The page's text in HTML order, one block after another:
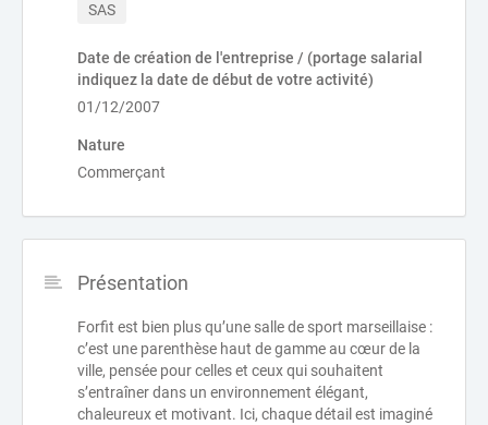
SAS
Date de création de l'entreprise / (portage salarial
indiquez la date de début de votre activité)
01/12/2007
Nature
Commerçant
Présentation
Forfit est bien plus qu’une salle de sport marseillaise :
c’est une parenthèse haut de gamme au cœur de la
ville, pensée pour celles et ceux qui souhaitent
s’entraîner dans un environnement élégant,
chaleureux et motivant. Ici, chaque détail est imaginé